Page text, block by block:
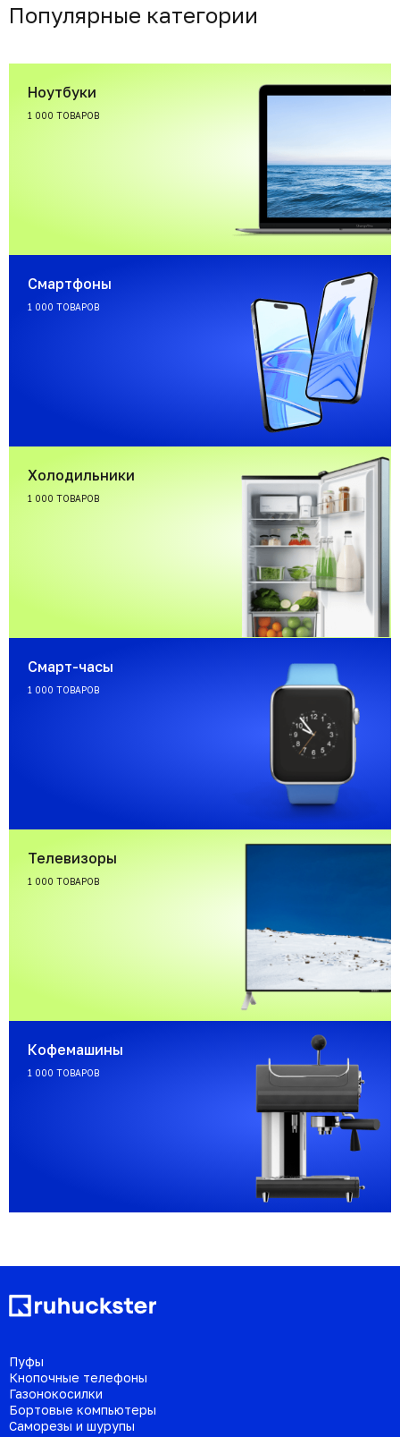
Популярные категории
Ноутбуки
1 000 ТОВАРОВ
Смартфоны
1 000 ТОВАРОВ
Холодильники
1 000 ТОВАРОВ
Смарт-часы
1 000 ТОВАРОВ
Телевизоры
1 000 ТОВАРОВ
Кофемашины
1 000 ТОВАРОВ
Пуфы
Кнопочные телефоны
Газонокосилки
Бортовые компьютеры
Саморезы и шурупы